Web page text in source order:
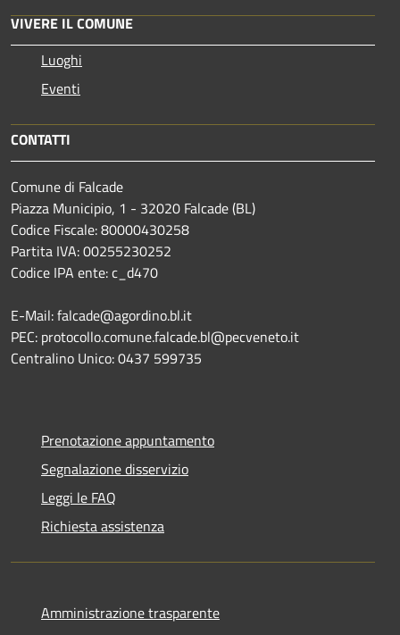
VIVERE IL COMUNE
Luoghi
Eventi
CONTATTI
Comune di Falcade
Piazza Municipio, 1 - 32020 Falcade (BL)
Codice Fiscale: 80000430258
Partita IVA: 00255230252
Codice IPA ente: c_d470
E-Mail: falcade@agordino.bl.it
PEC: protocollo.comune.falcade.bl@pecveneto.it
Centralino Unico: 0437 599735
Prenotazione appuntamento
Segnalazione disservizio
Leggi le FAQ
Richiesta assistenza
Amministrazione trasparente